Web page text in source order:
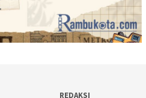
REDAKSI